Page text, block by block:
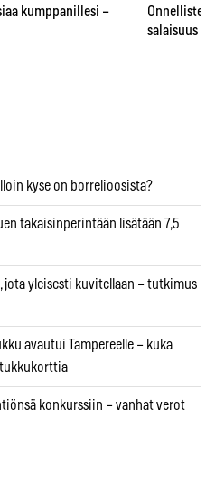
kumppanillesi –
Onnellisten
salaisuus –
kyse on borrelioosista?
takaisinperintään lisätään 7,5
jota yleisesti kuvitellaan – tutkimus
avautui Tampereelle – kuka
tukkukorttia
konkurssiin – vanhat verot